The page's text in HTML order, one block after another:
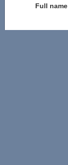
Full name